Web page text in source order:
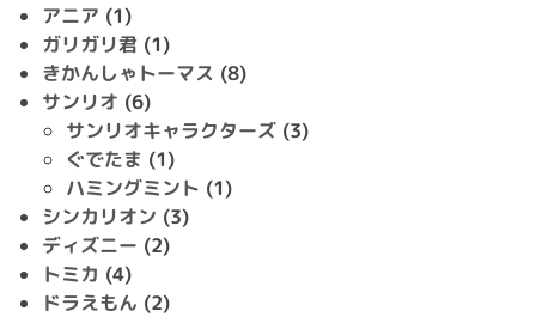
アニア (1)
ガリガリ君 (1)
きかんしゃトーマス (8)
サンリオ (6)
サンリオキャラクターズ (3)
ぐでたま (1)
ハミングミント (1)
シンカリオン (3)
ディズニー (2)
トミカ (4)
ドラえもん (2)